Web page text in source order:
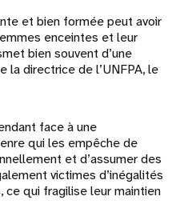
et bien formée peut avoir
enceintes et leur
bien souvent d’une
la directrice de l’UNFPA, le
face à une
qui les empêche de
et d’assumer des
victimes d’inégalités
qui fragilise leur maintien